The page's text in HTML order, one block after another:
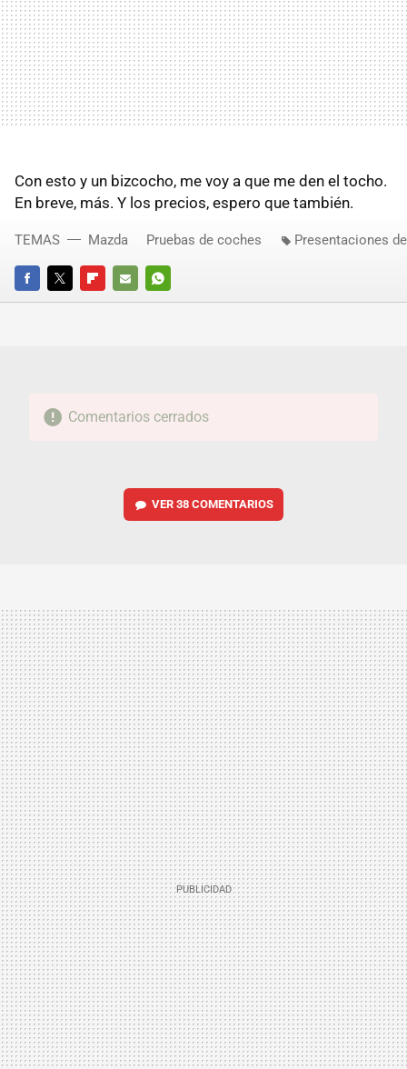
Con esto y un bizcocho, me voy a que me den el tocho.
En breve, más. Y los precios, espero que también.
FACEBOOKTWITTERFLIPBOARD
E-
WHATSAPP
TEMAS Mazda Pruebas de coches Presentaciones
Comentarios cerrados
VER 38 COMENTARIOS